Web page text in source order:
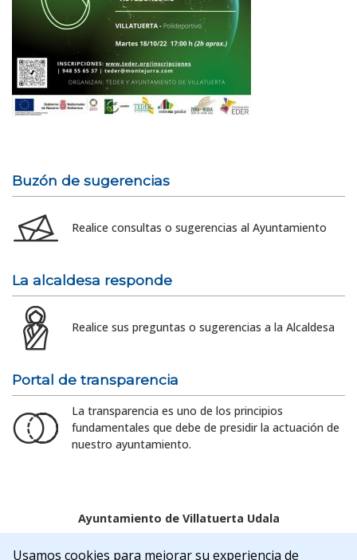
Buzón de sugerencias
Realice consultas o sugerencias al Ayuntamiento
La alcaldesa responde
Realice sus preguntas o sugerencias a la Alcaldesa
Portal de transparencia
La transparencia es uno de los principios
fundamentales que debe de presidir la actuación de
nuestro ayuntamiento.
Ayuntamiento de Villatuerta Udala
Usamos cookies para mejorar su experiencia de